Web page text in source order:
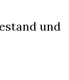
und